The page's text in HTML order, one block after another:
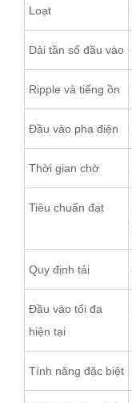
Loạt
Dải tần số đầu vào
Ripple và tiếng ồn
Đầu vào pha điện
Thời gian chờ
Tiêu chuẩn đạt
Quy định tải
Đầu vào tối đa
hiện tại
Tính năng đặc biệt